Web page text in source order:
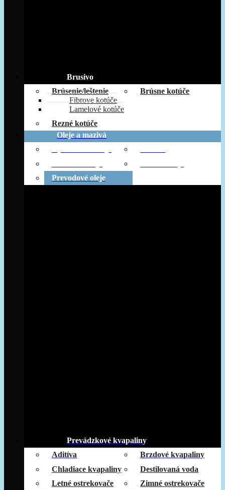
Brusivo
Brúsenie/leštenie
Fibrove kotúče
Lamelové kotúče
Brúsne kotúče
Rezné kotúče
Oleje a mazivá
Prevodové oleje
Prevádzkové kvapaliny
Aditíva
Brzdové kvapaliny
Chladiace kvapaliny
Destilovaná voda
Letné ostrekovače
Zimné ostrekovače